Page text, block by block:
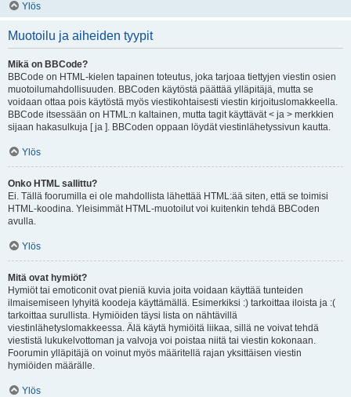
Ylös
Muotoilu ja aiheiden tyypit
Mikä on BBCode?
BBCode on HTML-kielen tapainen toteutus, joka tarjoaa tiettyjen viestin osien
muotoilumahdollisuuden. BBCoden käytöstä päättää ylläpitäjä, mutta se
voidaan ottaa pois käytöstä myös viestikohtaisesti viestin kirjoituslomakkeella.
BBCode itsessään on HTML:n kaltainen, mutta tagit käyttävät < ja > merkkien
sijaan hakasulkuja [ ja ]. BBCoden oppaan löydät viestinlähetyssivun kautta.
Ylös
Onko HTML sallittu?
Ei. Tällä foorumilla ei ole mahdollista lähettää HTML:ää siten, että se toimisi
HTML-koodina. Yleisimmät HTML-muotoilut voi kuitenkin tehdä BBCoden
avulla.
Ylös
Mitä ovat hymiöt?
Hymiöt tai emoticonit ovat pieniä kuvia joita voidaan käyttää tunteiden
ilmaisemiseen lyhyitä koodeja käyttämällä. Esimerkiksi :) tarkoittaa iloista ja :(
tarkoittaa surullista. Hymiöiden täysi lista on nähtävillä
viestinlähetyslomakkeessa. Älä käytä hymiöitä liikaa, sillä ne voivat tehdä
viestistä lukukelvottoman ja valvoja voi poistaa niitä tai viestin kokonaan.
Foorumin ylläpitäjä on voinut myös määritellä rajan yksittäisen viestin
hymiöiden määrälle.
Ylös